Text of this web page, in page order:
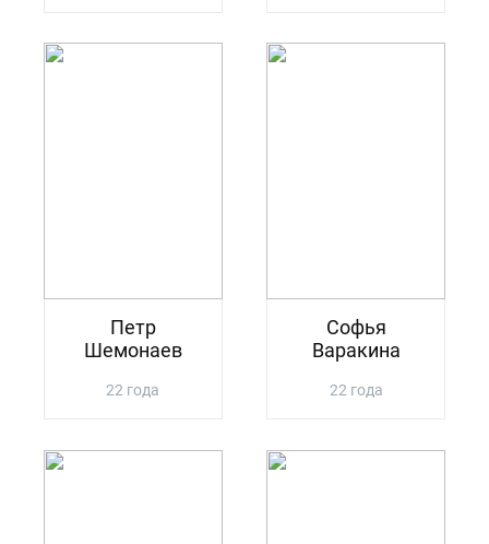
Петр
Шемонаев
22 года
Софья
Варакина
22 года